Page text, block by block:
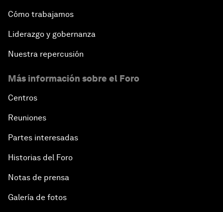
Cómo trabajamos
Liderazgo y gobernanza
Nuestra repercusión
Más información sobre el Foro
Centros
Reuniones
Partes interesadas
Historias del Foro
Notas de prensa
Galería de fotos